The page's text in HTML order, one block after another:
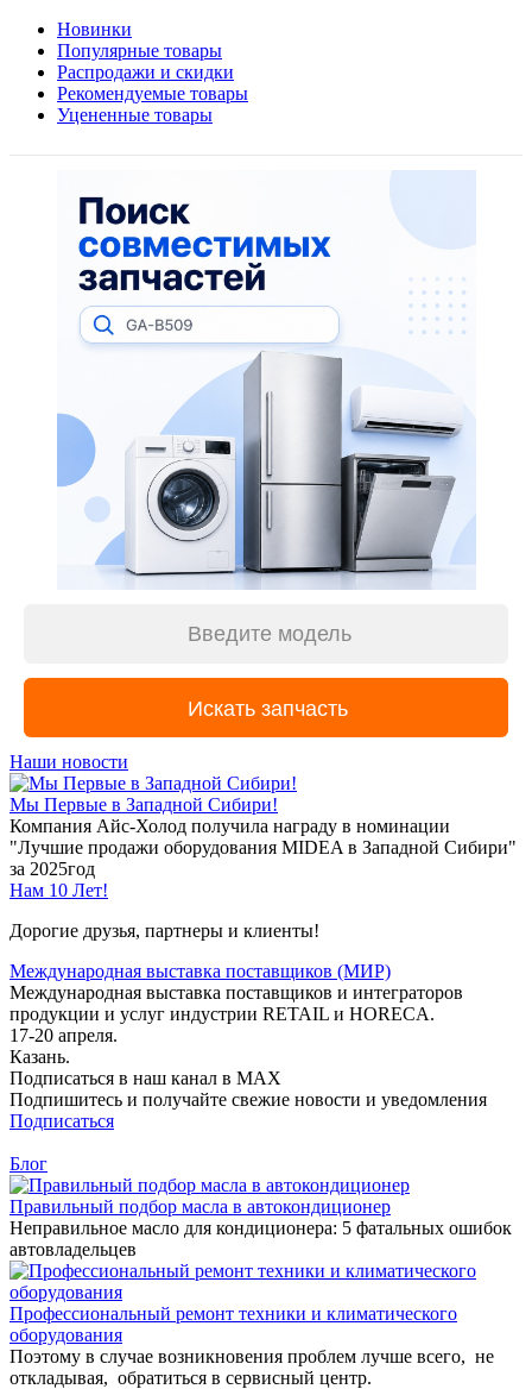
Новинки
Популярные товары
Распродажи и скидки
Рекомендуемые товары
Уцененные товары
Наши новости
Мы Первые в Западной Сибири!
Компания Айс-Холод получила награду в номинации
"Лучшие продажи оборудования MIDEA в Западной Сибири"
за 2025год
Нам 10 Лет!
Дорогие друзья, партнеры и клиенты!
Международная выставка поставщиков (МИР)
Международная выставка поставщиков и интеграторов
продукции и услуг индустрии RETAIL и HORECA.
17-20 апреля.
Казань.
Подписаться в наш канал в MAX
Подпишитесь и получайте свежие новости и уведомления
Подписаться
Блог
Правильный подбор масла в автокондиционер
Неправильное масло для кондиционера: 5 фатальных ошибок
автовладельцев
Профессиональный ремонт техники и климатического
оборудования
Поэтому в случае возникновения проблем лучше всего, не
откладывая, обратиться в сервисный центр.